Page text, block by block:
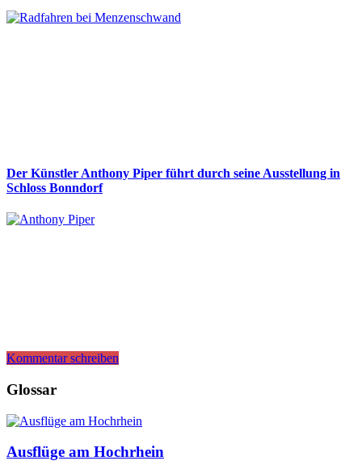
Der Künstler Anthony Piper führt durch seine Ausstellung in
Schloss Bonndorf
Kommentar schreiben
Glossar
Ausflüge am Hochrhein